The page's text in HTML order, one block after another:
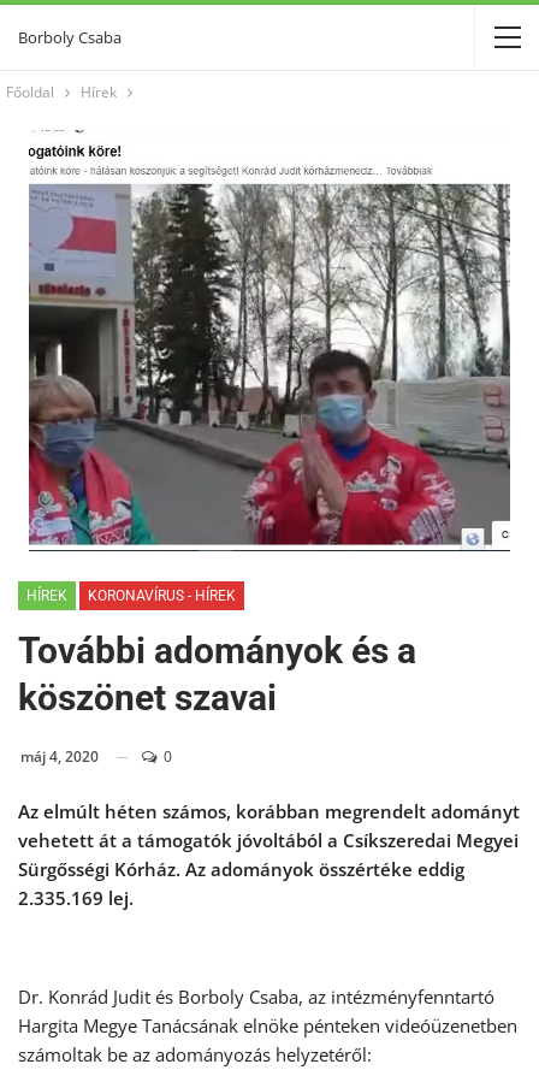
Borboly Csaba
Főoldal Hírek
HÍREK KORONAVÍRUS - HÍREK
További adományok és a
köszönet szavai
máj 4, 2020 0
Az elmúlt héten számos, korábban megrendelt adományt
vehetett át a támogatók jóvoltából a Csíkszeredai Megyei
Sürgősségi Kórház. Az adományok összértéke eddig
2.335.169 lej.
Dr. Konrád Judit és Borboly Csaba, az intézményfenntartó
Hargita Megye Tanácsának elnöke pénteken videóüzenetben
számoltak be az adományozás helyzetéről: